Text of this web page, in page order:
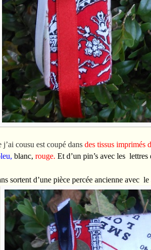
j’ai cousu est coupé dans des tissus imprimés
blanc, rouge. Et d’un pin’s avec les lettres
sortent d’une pièce percée ancienne avec